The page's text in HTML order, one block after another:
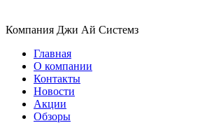
Компания Джи Ай Системз
Главная
О компании
Контакты
Новости
Акции
Обзоры